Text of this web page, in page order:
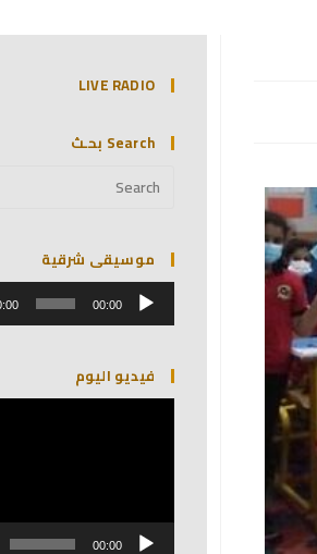
LIVE RADIO
Search بحـث
موسيقى شرقية
مشغل
الصوت 00:00
فيديو اليوم
مشغل
00:00